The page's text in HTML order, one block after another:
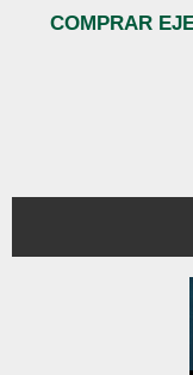
COMPRAR